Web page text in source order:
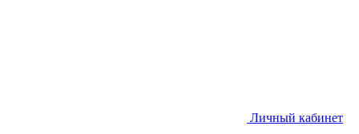
Личный кабинет